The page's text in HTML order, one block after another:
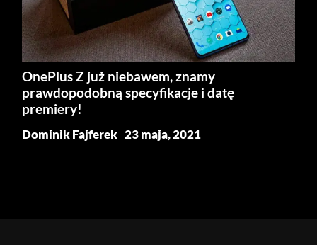
OnePlus Z już niebawem, znamy
prawdopodobną specyfikacje i datę
premiery!
Dominik Fajferek 23 maja, 2021